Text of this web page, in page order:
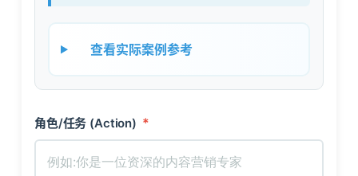
查看实际案例参考
角色/任务 (Action) *